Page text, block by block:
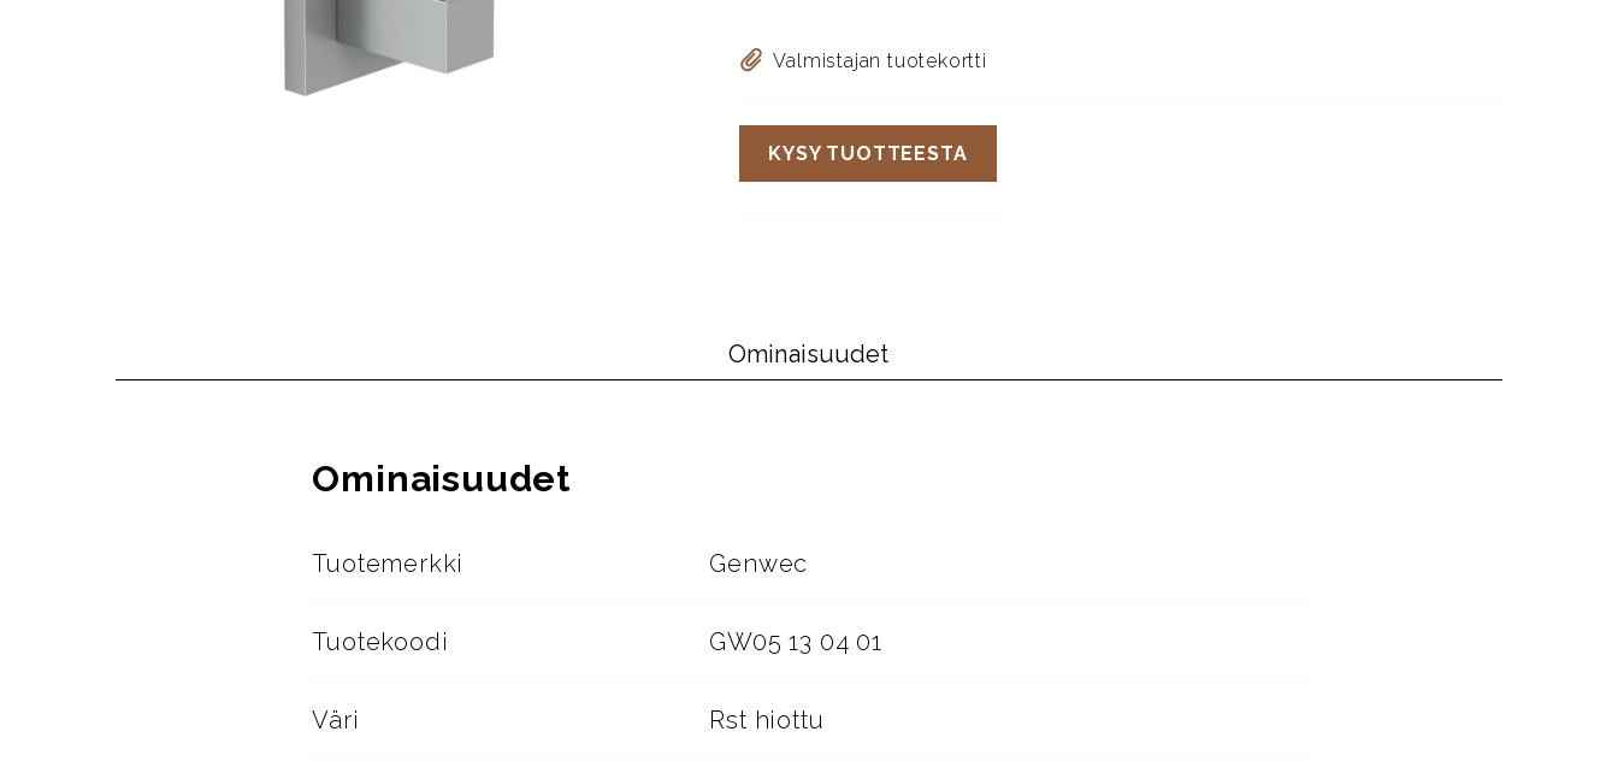
Valmistajan tuotekortti
KYSY TUOTTEESTA
Ominaisuudet
Ominaisuudet
Tuotemerkki Genwec
Tuotekoodi GW05 13 04 01
Väri Rst hiottu